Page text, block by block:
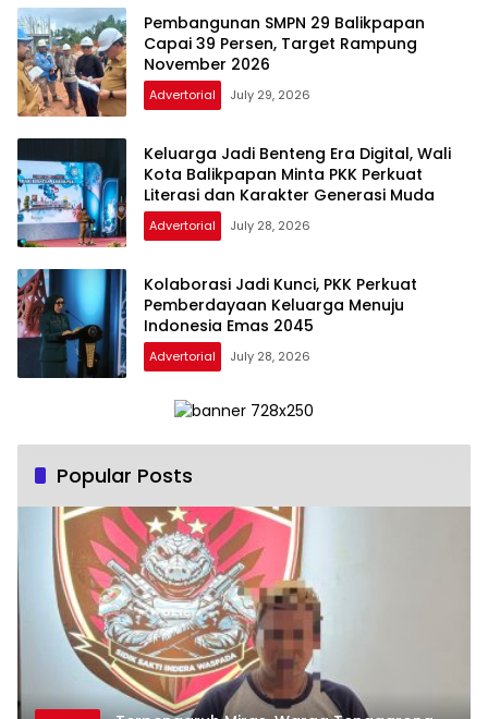
Pembangunan SMPN 29 Balikpapan
Capai 39 Persen, Target Rampung
November 2026
Advertorial July 29, 2026
Keluarga Jadi Benteng Era Digital, Wali
Kota Balikpapan Minta PKK Perkuat
Literasi dan Karakter Generasi Muda
Advertorial July 28, 2026
Kolaborasi Jadi Kunci, PKK Perkuat
Pemberdayaan Keluarga Menuju
Indonesia Emas 2045
Advertorial July 28, 2026
Popular Posts